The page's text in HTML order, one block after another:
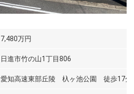
7,480万円
日進市竹の山1丁目806
愛知高速東部丘陵 杁ヶ池公園 徒歩17分